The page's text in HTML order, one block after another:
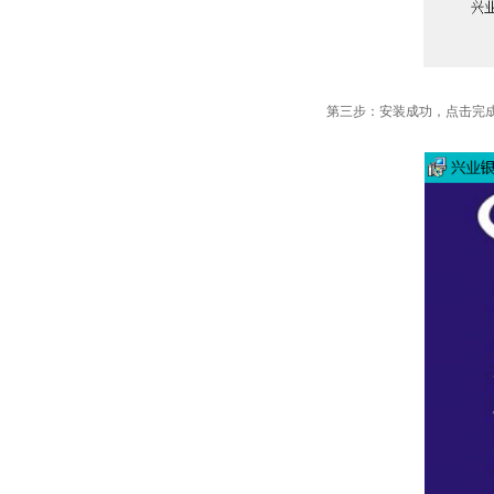
第三步：安装成功，点击完